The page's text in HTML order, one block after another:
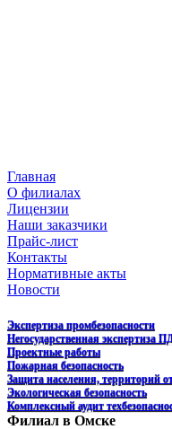
Главная
О филиалах
Лицензии
Наши заказчики
Прайс-лист
Контакты
Нормативные акты
Новости
Экспертиза промбезопасности
Негосударственная экспертиза
Проектные работы
Пожарная безопасность
Защита населения, территорий
Экологическая безопасность
Комплексный аудит
Филиал в Омске